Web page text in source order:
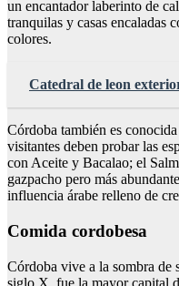
un encantador laberinto de
tranquilas y casas encaladas
colores.
Catedral de leon
Córdoba también es
visitantes deben probar las
con Aceite y Bacalao; el
gazpacho pero más
influencia árabe relleno de
Comida cordobesa
Córdoba vive a la sombra de
siglo X, fue la mayor capital